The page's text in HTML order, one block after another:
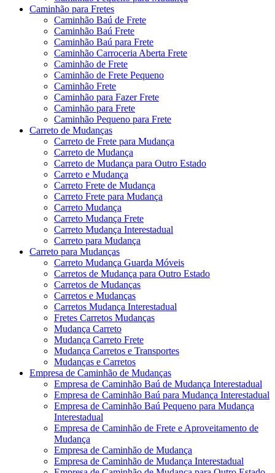
Caminhão para Fretes
Caminhão Baú de Frete
Caminhão Baú Frete
Caminhão Baú para Frete
Caminhão Carroceria Aberta Frete
Caminhão de Frete
Caminhão de Frete Pequeno
Caminhão Frete
Caminhão para Fazer Frete
Caminhão para Frete
Caminhão Pequeno para Frete
Carreto de Mudanças
Carreto de Frete para Mudança
Carreto de Mudança
Carreto de Mudança para Outro Estado
Carreto e Mudança
Carreto Frete de Mudança
Carreto Frete para Mudança
Carreto Mudança
Carreto Mudança Frete
Carreto Mudança Interestadual
Carreto para Mudança
Carreto para Mudanças
Carreto Mudança Guarda Móveis
Carretos de Mudança para Outro Estado
Carretos de Mudanças
Carretos e Mudanças
Carretos Mudança Interestadual
Fretes Carretos Mudanças
Mudança Carreto
Mudança Carreto Frete
Mudança Carretos e Transportes
Mudanças e Carretos
Empresa de Caminhão de Mudanças
Empresa de Caminhão Baú de Mudança Interestadual
Empresa de Caminhão Baú para Mudança Interestadual
Empresa de Caminhão Baú Pequeno para Mudança
Interestadual
Empresa de Caminhão de Frete e Aproveitamento de
Mudança
Empresa de Caminhão de Mudança
Empresa de Caminhão de Mudança Interestadual